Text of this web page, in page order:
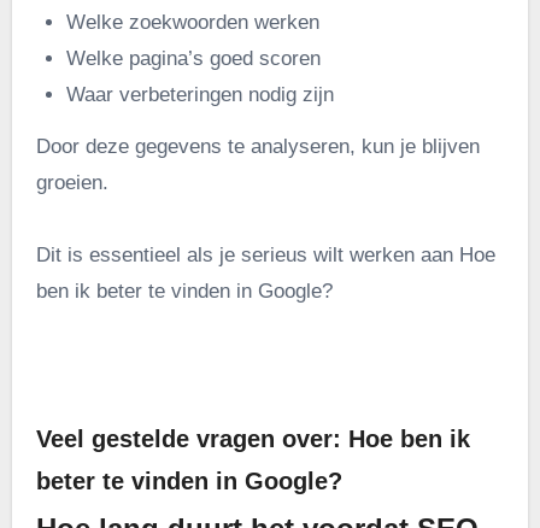
Welke zoekwoorden werken
Welke pagina’s goed scoren
Waar verbeteringen nodig zijn
Door deze gegevens te analyseren, kun je blijven
groeien.
Dit is essentieel als je serieus wilt werken aan Hoe
ben ik beter te vinden in Google?
Veel gestelde vragen over: Hoe ben ik
beter te vinden in Google?